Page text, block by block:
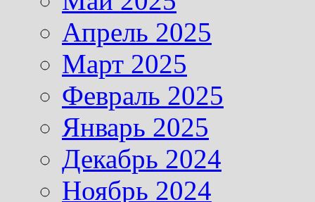
Апрель 2025
Март 2025
Февраль 2025
Январь 2025
Декабрь 2024
Ноябрь 2024